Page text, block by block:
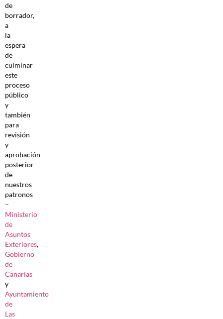
de
borrador,
a
la
espera
de
culminar
este
proceso
público
y
también
para
revisión
y
aprobación
posterior
de
nuestros
patronos
–
Ministerio
de
Asuntos
Exteriores,
Gobierno
de
Canarias
y
Ayuntamiento
de
Las